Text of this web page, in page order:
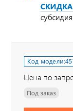
СКИДКА
Код модели:
Цена по
Под заказ